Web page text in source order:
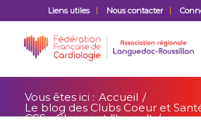
Liens utiles Nous contacter
Vous êtes ici : Accueil /
Le blog des Clubs Coeur et
CCS - Clermont l'herault /